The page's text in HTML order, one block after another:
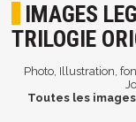
IMAGES
TRILOGIE
Photo, Illustration,
Toutes les